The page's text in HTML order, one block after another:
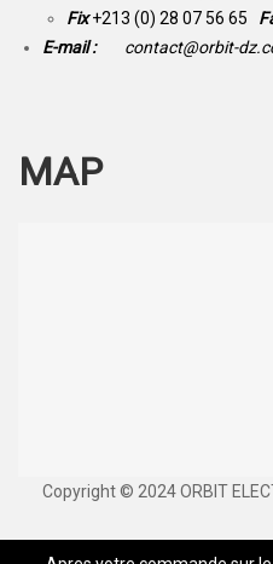
Fix +213 (0) 28 07 56 65
E-mail :
contact@orbit-
MAP
Copyright © 2024 ORBIT